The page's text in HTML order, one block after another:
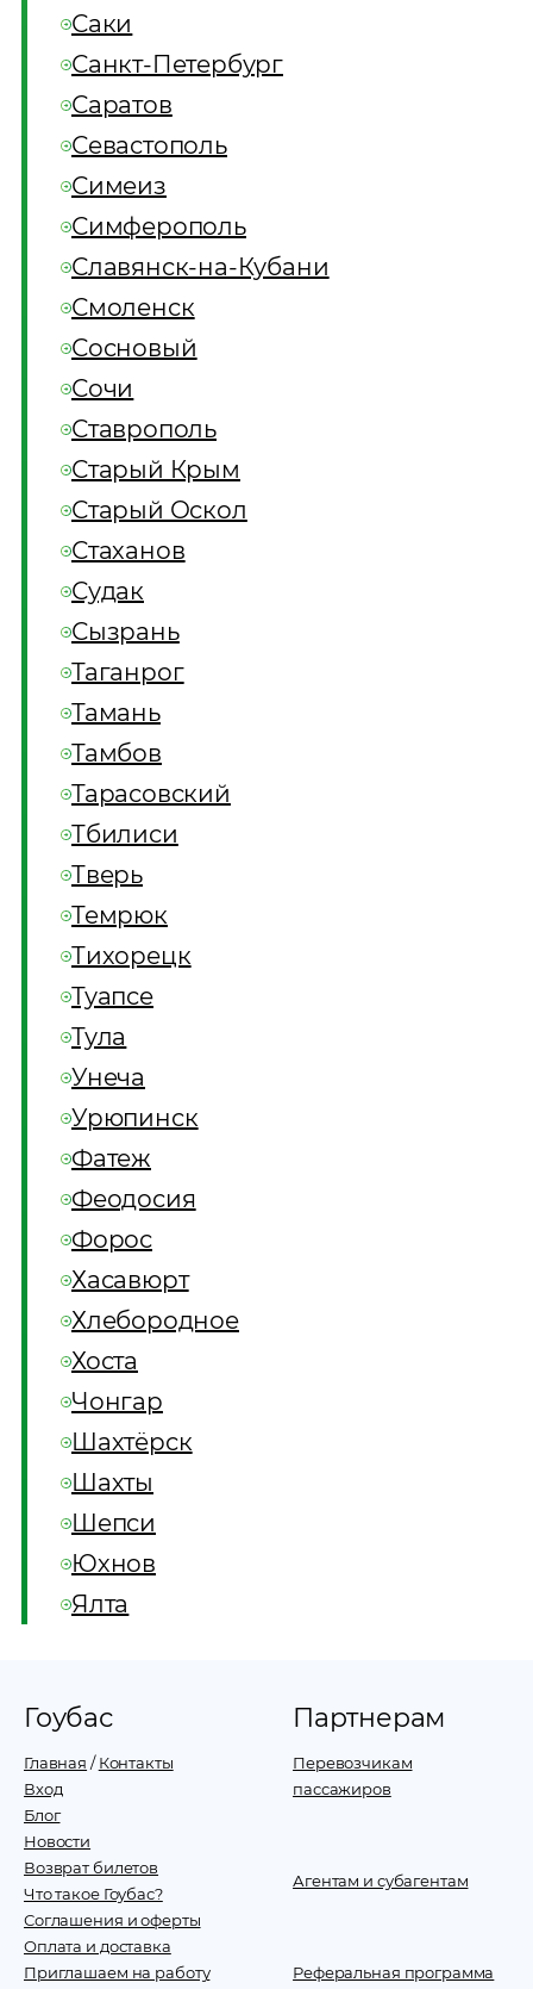
Саки
Санкт-Петербург
Саратов
Севастополь
Симеиз
Симферополь
Славянск-на-Кубани
Смоленск
Сосновый
Сочи
Ставрополь
Старый Крым
Старый Оскол
Стаханов
Судак
Сызрань
Таганрог
Тамань
Тамбов
Тарасовский
Тбилиси
Тверь
Темрюк
Тихорецк
Туапсе
Тула
Унеча
Урюпинск
Фатеж
Феодосия
Форос
Хасавюрт
Хлебородное
Хоста
Чонгар
Шахтёрск
Шахты
Шепси
Юхнов
Ялта
Гоубас
Главная /Контакты
Вход
Блог
Новости
Возврат билетов
Что такое Гоубас?
Соглашения и оферты
Оплата и доставка
Приглашаем на работу
Партнерам
Перевозчикам
пассажиров
Агентам и субагентам
Реферальная программа